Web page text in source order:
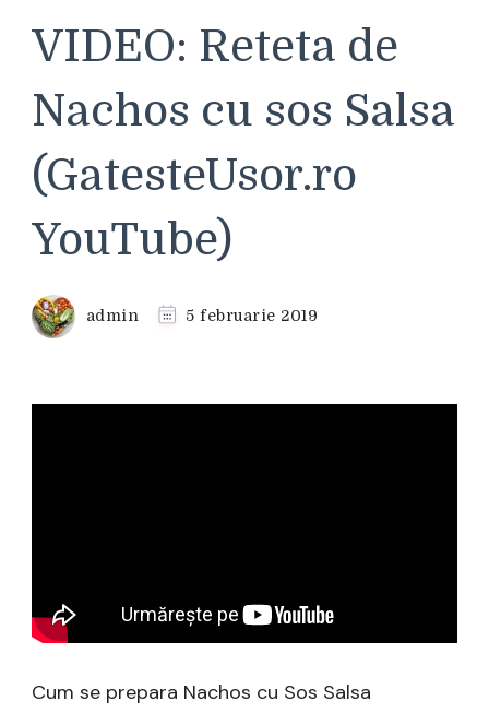
VIDEO: Reteta de
Nachos cu sos Salsa
(GatesteUsor.ro
YouTube)
admin 5 februarie 2019
Cum se prepara Nachos cu Sos Salsa